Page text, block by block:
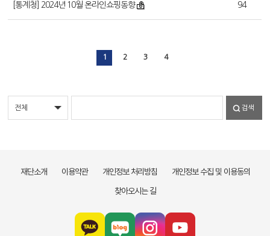
[통계청] 2024년 10월 온라인쇼핑동향 94
1 2 3 4
검색
재단소개 이용약관 개인정보 처리방침
개인정보 수집 및 이용동의
찾아오시는 길